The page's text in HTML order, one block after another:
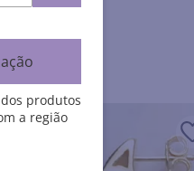
produtos
a região